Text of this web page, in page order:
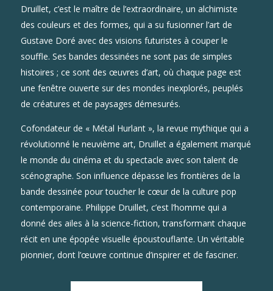
Druillet, c’est le maître de l’extraordinaire, un alchimiste
des couleurs et des formes, qui a su fusionner l’art de
Gustave Doré avec des visions futuristes à couper le
souffle. Ses bandes dessinées ne sont pas de simples
histoires ; ce sont des œuvres d’art, où chaque page est
une fenêtre ouverte sur des mondes inexplorés, peuplés
de créatures et de paysages démesurés.
Cofondateur de « Métal Hurlant », la revue mythique qui a
révolutionné le neuvième art, Druillet a également marqué
le monde du cinéma et du spectacle avec son talent de
scénographe. Son influence dépasse les frontières de la
bande dessinée pour toucher le cœur de la culture pop
contemporaine. Philippe Druillet, c’est l’homme qui a
donné des ailes à la science-fiction, transformant chaque
récit en une épopée visuelle époustouflante. Un véritable
pionnier, dont l’œuvre continue d’inspirer et de fasciner.